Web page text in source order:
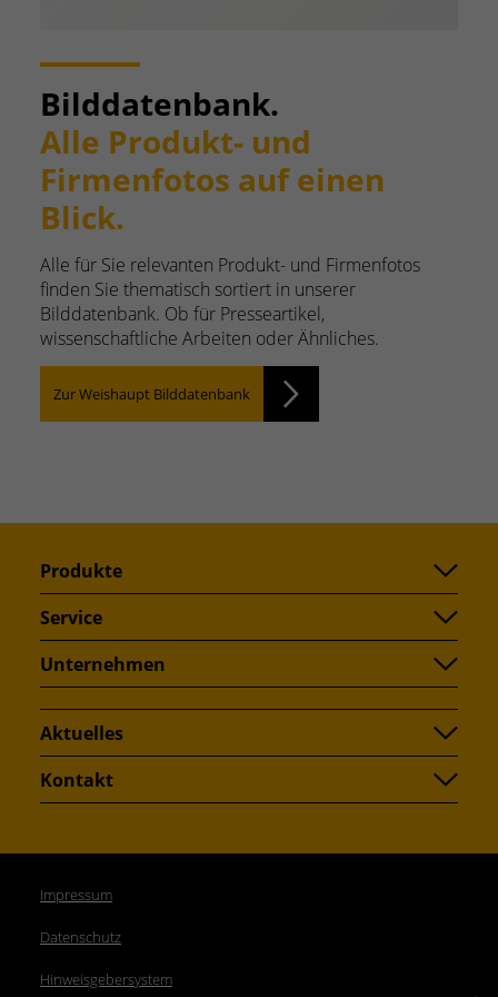
Bilddatenbank.
Alle Produkt- und
Firmenfotos auf einen
Blick.
Alle für Sie relevanten Produkt- und Firmenfotos
finden Sie thematisch sortiert in unserer
Bilddatenbank. Ob für Presseartikel,
wissenschaftliche Arbeiten oder Ähnliches.
Zur Weishaupt Bilddatenbank
Produkte
Service
Unternehmen
Aktuelles
Kontakt
Impressum
Datenschutz
Hinweisgebersystem